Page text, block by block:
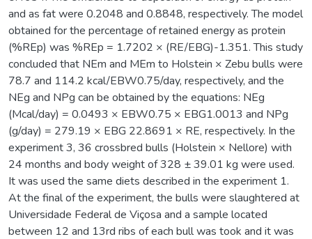
and as fat were 0.2048 and 0.8848, respectively. The model
obtained for the percentage of retained energy as protein
(%REp) was %REp = 1.7202 × (RE/EBG)-1.351. This study
concluded that NEm and MEm to Holstein × Zebu bulls were
78.7 and 114.2 kcal/EBW0.75/day, respectively, and the
NEg and NPg can be obtained by the equations: NEg
(Mcal/day) = 0.0493 × EBW0.75 × EBG1.0013 and NPg
(g/day) = 279.19 × EBG 22.8691 × RE, respectively. In the
experiment 3, 36 crossbred bulls (Holstein × Nellore) with
24 months and body weight of 328 ± 39.01 kg were used.
It was used the same diets described in the experiment 1.
At the final of the experiment, the bulls were slaughtered at
Universidade Federal de Viçosa and a sample located
between 12 and 13rd ribs of each bull was took and it was